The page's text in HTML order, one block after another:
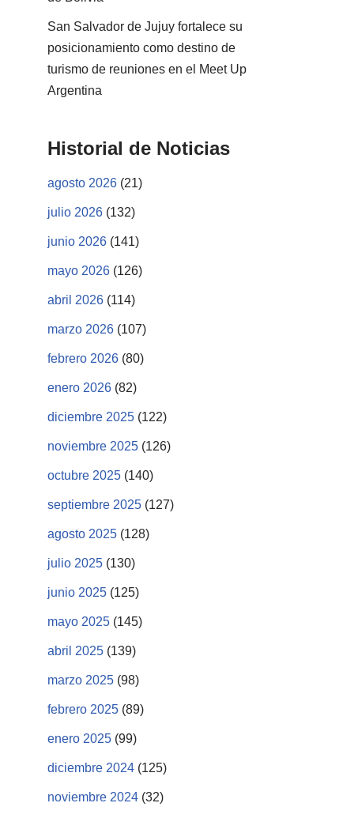
San Salvador de Jujuy fortalece su
posicionamiento como destino de
turismo de reuniones en el Meet Up
Argentina
Historial de Noticias
agosto 2026 (21)
julio 2026 (132)
junio 2026 (141)
mayo 2026 (126)
abril 2026 (114)
marzo 2026 (107)
febrero 2026 (80)
enero 2026 (82)
diciembre 2025 (122)
noviembre 2025 (126)
octubre 2025 (140)
septiembre 2025 (127)
agosto 2025 (128)
julio 2025 (130)
junio 2025 (125)
mayo 2025 (145)
abril 2025 (139)
marzo 2025 (98)
febrero 2025 (89)
enero 2025 (99)
diciembre 2024 (125)
noviembre 2024 (32)